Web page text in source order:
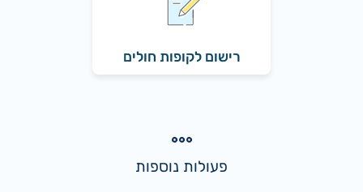
רישום לקופות חולים
פעולות נוספות